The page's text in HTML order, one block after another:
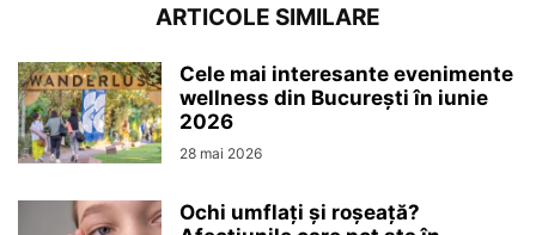
ARTICOLE SIMILARE
Cele mai interesante evenimente
wellness din București în iunie
2026
28 mai 2026
Ochi umflați și roșeață?